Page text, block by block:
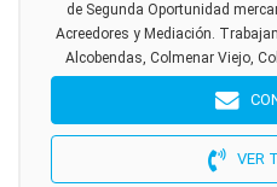
de Segunda Oportunidad
Acreedores y Mediación.
Alcobendas, Colmenar Viejo,
VER